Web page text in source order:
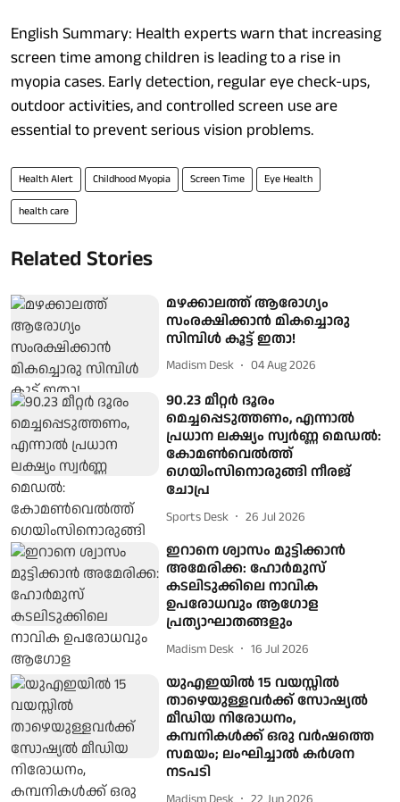
English Summary: Health experts warn that increasing
screen time among children is leading to a rise in
myopia cases. Early detection, regular eye check-ups,
outdoor activities, and controlled screen use are
essential to prevent serious vision problems.
Health Alert Childhood Myopia Screen Time Eye Health
health care
Related Stories
മഴക്കാലത്ത് ആരോഗ്യം
സംരക്ഷിക്കാൻ മികച്ചൊരു
സിമ്പിൾ കൂട്ട് ഇതാ!
Madism Desk 04 Aug 2026
90.23 മീറ്റർ ദൂരം
മെച്ചപ്പെടുത്തണം, എന്നാൽ
പ്രധാന ലക്ഷ്യം സ്വർണ്ണ മെഡൽ:
കോമൺവെൽത്ത്
ഗെയിംസിനൊരുങ്ങി നീരജ്
ചോപ്ര
Sports Desk 26 Jul 2026
ഇറാനെ ശ്വാസം മുട്ടിക്കാൻ
അമേരിക്ക: ഹോർമുസ്
കടലിടുക്കിലെ നാവിക
ഉപരോധവും ആഗോള
പ്രത്യാഘാതങ്ങളും
Madism Desk 16 Jul 2026
യുഎഇയിൽ 15 വയസ്സിൽ
താഴെയുള്ളവർക്ക് സോഷ്യൽ
മീഡിയ നിരോധനം,
കമ്പനികൾക്ക് ഒരു വർഷത്തെ
സമയം; ലംഘിച്ചാൽ കർശന
നടപടി